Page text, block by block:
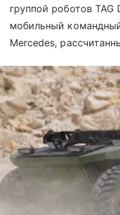
группой роботов TAG
мобильный
Mercedes,